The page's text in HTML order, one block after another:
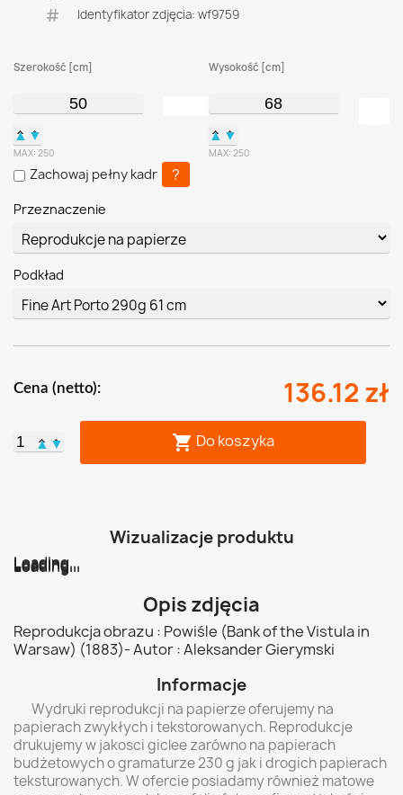
Identyfikator zdjęcia: wf9759
Szerokość [cm]
▲ ▼
MAX: 250
Wysokość [cm]
▲ ▼
MAX: 250
Zachowaj pełny kadr ?
Przeznaczenie
Podkład
Cena (netto): 136.12 zł
▲ ▼  Do koszyka
Wizualizacje produktu
Loading...
Loading...
Loading...
Loading...
Loading...
Loading...
Opis zdjęcia
Reprodukcja obrazu : Powiśle (Bank of the Vistula in
Warsaw) (1883)- Autor : Aleksander Gierymski
Informacje
Wydruki reprodukcji na papierze oferujemy na
papierach zwykłych i tekstorowanych. Reprodukcje
drukujemy w jakosci giclee zarówno na papierach
budżetowych o gramaturze 230 g jak i drogich papierach
teksturowanych. W ofercie posiadamy również matowe